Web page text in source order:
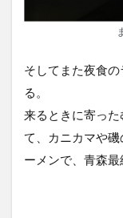
そしてまた夜食
る。
来るときに寄っ
て、カニカマや
ーメンで、青森最